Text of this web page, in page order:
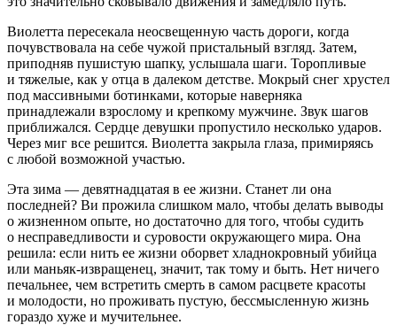
Виолетта пересекала неосвещенную часть дороги, когда
почувствовала на себе чужой пристальный взгляд. Затем,
приподняв пушистую шапку, услышала шаги. Торопливые
и тяжелые, как у отца в далеком детстве. Мокрый снег хрустел
под массивными ботинками, которые наверняка
принадлежали взрослому и крепкому мужчине. Звук шагов
приближался. Сердце девушки пропустило несколько ударов.
Через миг все решится. Виолетта закрыла глаза, примиряясь
с любой возможной участью.
Эта зима — девятнадцатая в ее жизни. Станет ли она
последней? Ви прожила слишком мало, чтобы делать выводы
о жизненном опыте, но достаточно для того, чтобы судить
о несправедливости и суровости окружающего мира. Она
решила: если нить ее жизни оборвет хладнокровный убийца
или маньяк-извращенец, значит, так тому и быть. Нет ничего
печальнее, чем встретить смерть в самом расцвете красоты
и молодости, но проживать пустую, бессмысленную жизнь
гораздо хуже и мучительнее.